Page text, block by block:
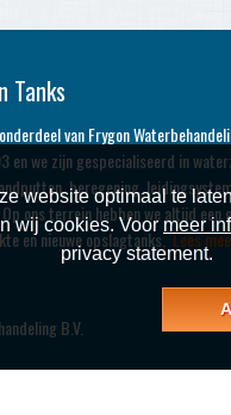
website optimaal te
wij cookies. Voor meer
privacy statement.
Tanks
van Frygon
en we zijn gespecialiseerd in
beregening,
ons terrein hebben we altijd een
en nieuwe opslagtanks.Lees
B.V.